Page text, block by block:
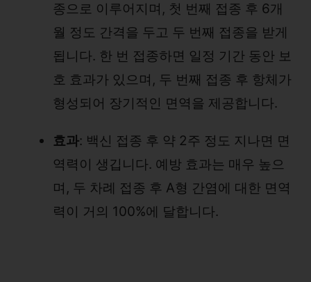
종으로 이루어지며, 첫 번째 접종 후 6개
월 정도 간격을 두고 두 번째 접종을 받게
됩니다. 한 번 접종하면 일정 기간 동안 보
호 효과가 있으며, 두 번째 접종 후 항체가
형성되어 장기적인 면역을 제공합니다.
효과: 백신 접종 후 약 2주 정도 지나면 면
역력이 생깁니다. 예방 효과는 매우 높으
며, 두 차례 접종 후 A형 간염에 대한 면역
력이 거의 100%에 달합니다.